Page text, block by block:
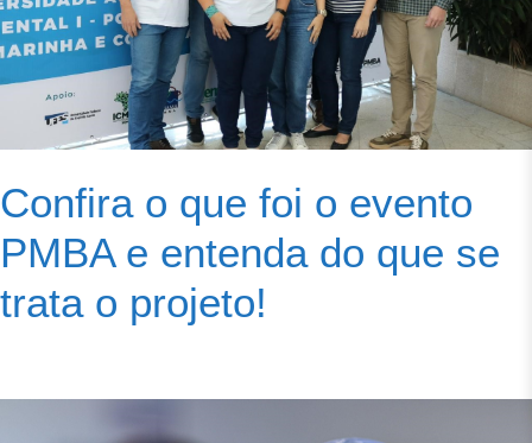
Confira o que foi o evento
PMBA e entenda do que se
trata o projeto!